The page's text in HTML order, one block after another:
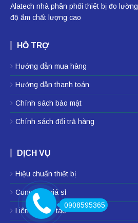
Alatech nhà phân phối thiêt bị đo lường
độ ẩm chất lượng cao
HỖ TRỢ
Hướng dẫn mua hàng
Hướng dẫn thanh toán
Chính sách bảo mật
Chính sách đổi trả hàng
DỊCH VỤ
Hiệu chuẩn thiết bị
Cung cấp giá sỉ
Liên hệ hợp tác
0908595365